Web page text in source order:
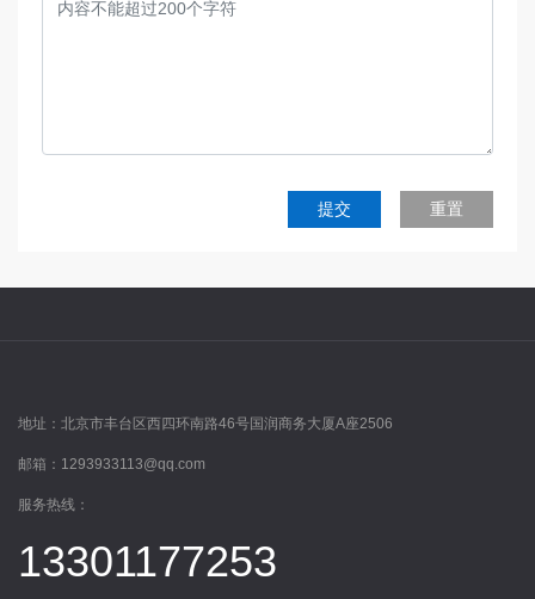
提交 重置
地址： 北京市丰台区西四环南路46号国润商务大厦A座2506
邮箱： 1293933113@qq.com
服务热线：
13301177253